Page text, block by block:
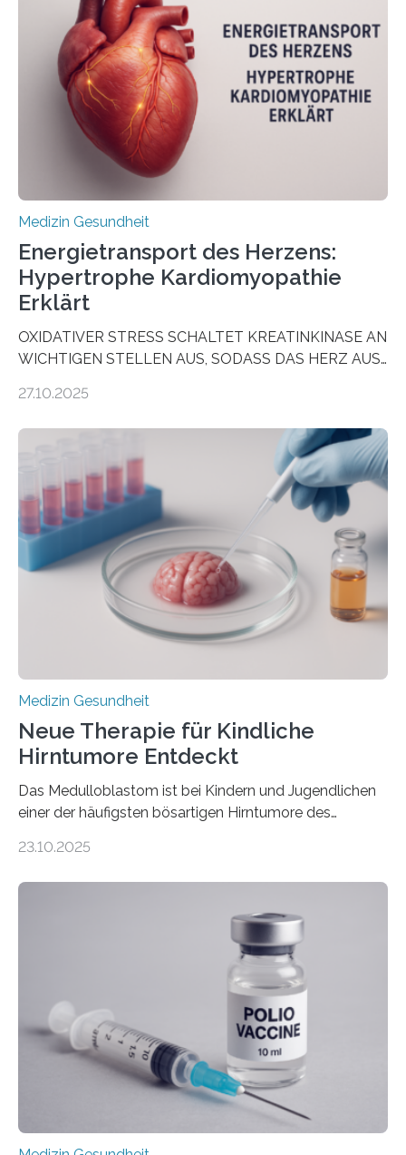
sogenannte Organoide – genutzt werden können, um
vorab zu prüfen, welche Medikamente am besten
wirken. Dabei wurde ein Eiweiß identifiziert, das künftig
als Biomarker für die Wahl der passenden Therapie
dienen könnte. Darmkrebs zählt weltweit zu den
häufigsten Krebsarten und stellt…
Medizin Gesundheit
Energietransport des Herzens:
Hypertrophe Kardiomyopathie
Erklärt
OXIDATIVER STRESS SCHALTET KREATINKINASE AN
WICHTIGEN STELLEN AUS, SODASS DAS HERZ AUS
aus dem Deutschen Zentrum für Herzinsuffizienz
im Journal Circulation, warum der Energietransport bei
der Hypertrophen Kardiomyopathie (HCM) versagen
kann und wie sich durch eine Verringerung der
Herzbelastung und des oxidativen Stresses
Rhythmusstörungen reduzieren lassen. Würzburg. Die
hypertrophe Kardiomyopathie (HCM) ist die häufigste
erblich bedingte Herzerkrankung. Sie führt dazu, dass
sich die linke Herzkammer verdickt, der Herzmuskel zu
stark kontrahiert…
27.10.2025
Medizin Gesundheit
Neue Therapie für Kindliche
Hirntumore Entdeckt
Das Medulloblastom ist bei Kindern und Jugendlichen
einer der häufigsten bösartigen Hirntumore des
Betroffenen können mit heutigen Methoden geheilt
Dringend benötigt werden zielgerichtete Therapien, die
nur Tumorschwachstellen angreifen und normales
Gewebe verschonen. Forschende um Daniel Merk vom
Hertie-Institut für klinische Hirnforschung am
Universitätsklinikum Tübingen haben eine solche
Schwachstelle im Erbgut einer Untergruppe des
Medulloblastoms gefunden. Die Wilhelm Sander-
Stiftung unterstützte das Projekt…
23.10.2025